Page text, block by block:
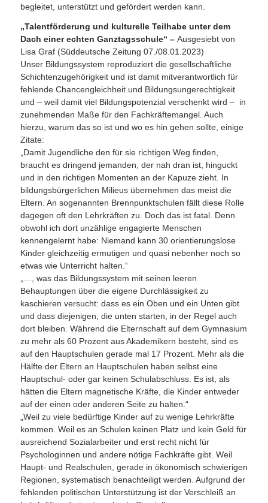
begleitet, unterstützt und gefördert werden kann.
„Talentförderung und kulturelle Teilhabe unter dem
Dach einer echten Ganztagsschule“ – Ausgesiebt von
Lisa Graf (Süddeutsche Zeitung 07./08.01.2023)
Unser Bildungssystem reproduziert die gesellschaftliche
Schichtenzugehörigkeit und ist damit mitverantwortlich für
fehlende Chancengleichheit und Bildungsungerechtigkeit
und – weil damit viel Bildungspotenzial verschenkt wird – in
zunehmenden Maße für den Fachkräftemangel. Auch
hierzu, warum das so ist und wo es hin gehen sollte, einige
Zitate:
„Damit Jugendliche den für sie richtigen Weg finden,
braucht es dringend jemanden, der nah dran ist, hinguckt
und in den richtigen Momenten an der Kapuze zieht. In
bildungsbürgerlichen Milieus übernehmen das meist die
Eltern. An sogenannten Brennpunktschulen fällt diese Rolle
dagegen oft den Lehrkräften zu. Doch das ist fatal. Denn
obwohl ich dort unzählige engagierte Menschen
kennengelernt habe: Niemand kann 30 orientierungslose
Kinder gleichzeitig ermutigen und quasi nebenher noch so
etwas wie Unterricht halten.“
„…, was das Bildungssystem mit seinen leeren
Behauptungen über die eigene Durchlässigkeit zu
kaschieren versucht: dass es ein Oben und ein Unten gibt
und dass diejenigen, die unten starten, in der Regel auch
dort bleiben. Während die Elternschaft auf dem Gymnasium
zu mehr als 60 Prozent aus Akademikern besteht, sind es
auf den Hauptschulen gerade mal 17 Prozent. Mehr als die
Hälfte der Eltern an Hauptschulen haben selbst eine
Hauptschul- oder gar keinen Schulabschluss. Es ist, als
hätten die Eltern magnetische Kräfte, die Kinder entweder
auf der einen oder anderen Seite zu halten.“
„Weil zu viele bedürftige Kinder auf zu wenige Lehrkräfte
kommen. Weil es an Schulen keinen Platz und kein Geld für
ausreichend Sozialarbeiter und erst recht nicht für
Psychologinnen und andere nötige Fachkräfte gibt. Weil
Haupt- und Realschulen, gerade in ökonomisch schwierigen
Regionen, systematisch benachteiligt werden. Aufgrund der
fehlenden politischen Unterstützung ist der Verschleiß an